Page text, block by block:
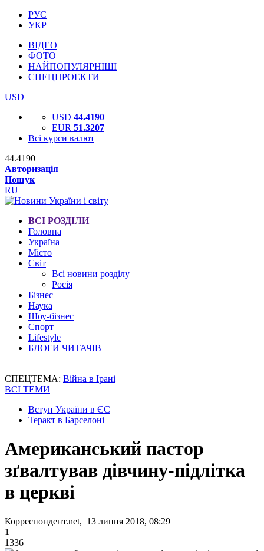
РУС
УКР
ВІДЕО
ФОТО
НАЙПОПУЛЯРНІШІ
СПЕЦПРОЕКТИ
USD
USD 44.4190
EUR 51.3207
Всі курси валют
44.4190
Авторизація
Пошук
RU
ВСІ РОЗДІЛИ
Головна
Україна
Місто
Світ
Всі новини розділу
Росія
Бізнес
Наука
Шоу-бізнес
Спорт
Lifestyle
БЛОГИ ЧИТАЧІВ
СПЕЦТЕМА: Війна в Ірані
ВСІ ТЕМИ
Вступ України в ЄС
Теракт в Барселоні
Американський пастор
зґвалтував дівчину-підлітка
в церкві
Корреспондент.net, 13 липня 2018, 08:29
1
1336